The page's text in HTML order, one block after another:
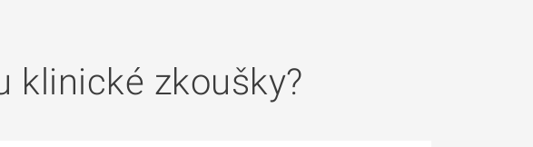
klinické zkoušky?